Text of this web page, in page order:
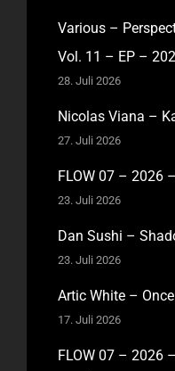
Various –
Vol. 11 – EP –
28. Juli 2026
Nicolas Viana –
27. Juli 2026
FLOW 07 – 2026
23. Juli 2026
Dan Sushi –
23. Juli 2026
Artic White –
17. Juli 2026
FLOW 07 – 2026